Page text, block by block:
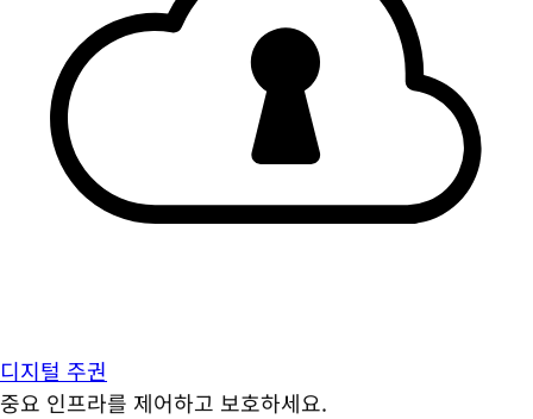
디지털 주권
중요 인프라를 제어하고 보호하세요.